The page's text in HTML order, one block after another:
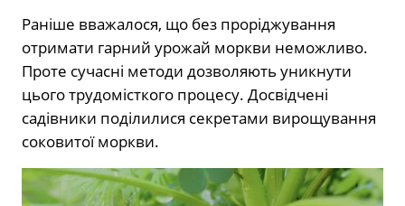
Раніше вважалося, що без проріджування
отримати гарний урожай моркви неможливо.
Проте сучасні методи дозволяють уникнути
цього трудомісткого процесу. Досвідчені
садівники поділилися секретами вирощування
соковитої моркви.